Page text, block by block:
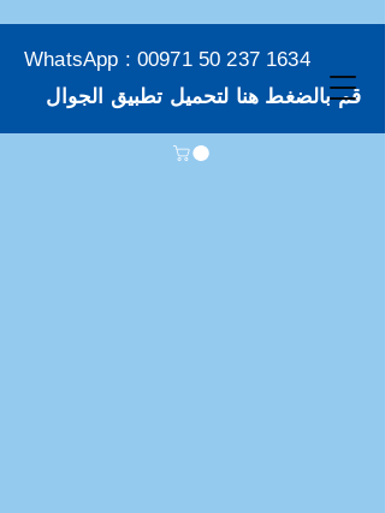
WhatsApp : 00971 50 237 1634
قم بالضغط هنا لتحميل تطبيق الجوال